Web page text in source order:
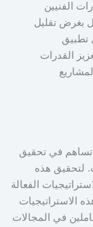
الفنيين
بغرض تقليل
تطبيق
القدرات
تساهم في تحقيق
لتحقيق هذه
الفعالة
الاستراتيجيات
في المجالات